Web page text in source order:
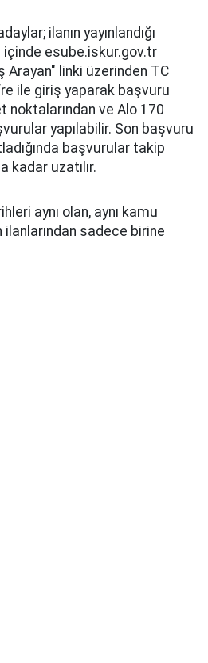
ilanın yayınlandığı
esube.iskur.gov.tr
linki üzerinden TC
ile giriş yaparak başvuru
noktalarından ve Alo 170
yapılabilir. Son başvuru
başvurular takip
kadar uzatılır.
aynı olan, aynı kamu
sadece birine